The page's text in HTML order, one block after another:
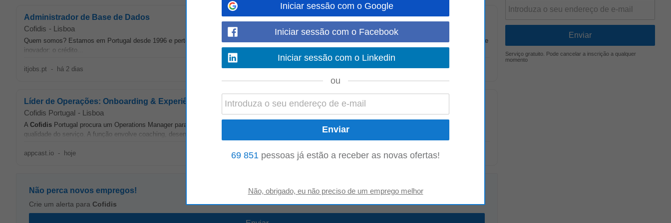
Administrador de Base de Dados
Cofidis - Lisboa
Quem somos? Estamos em Portugal desde 1996 e pertencemos ao GrupoCofidis, um grupo financeiro de dimensão europeia, que criou um conceito simples e
inovador: o crédito...
itjobs.pt - há 2 dias
Líder de Operações: Onboarding & Experiência do Cliente
Cofidis Portugal - Lisboa
A Cofidis Portugal procura um Operations Manager para liderar as equipas de Onboarding e operações, assegurando a organização de recursos, métricas e
qualidade do serviço. A função envolve coaching, desenvolvimento de equipas e promoção...
Mostre mais
appcast.io - hoje
Não perca novos empregos!
Crie um alerta para Cofidis
Serviço gratuito. Pode cancelar a inscrição a qualquer
momento
Iniciar sessão com o Google
Iniciar sessão com o Facebook
Iniciar sessão com o Linkedin
ou
69 851 pessoas já estão a receber as novas ofertas!